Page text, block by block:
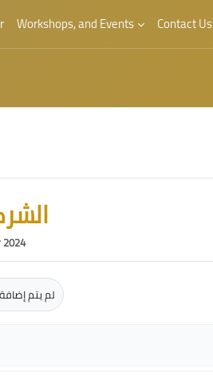
Workshops, and Events
Contact Us
لم يتم